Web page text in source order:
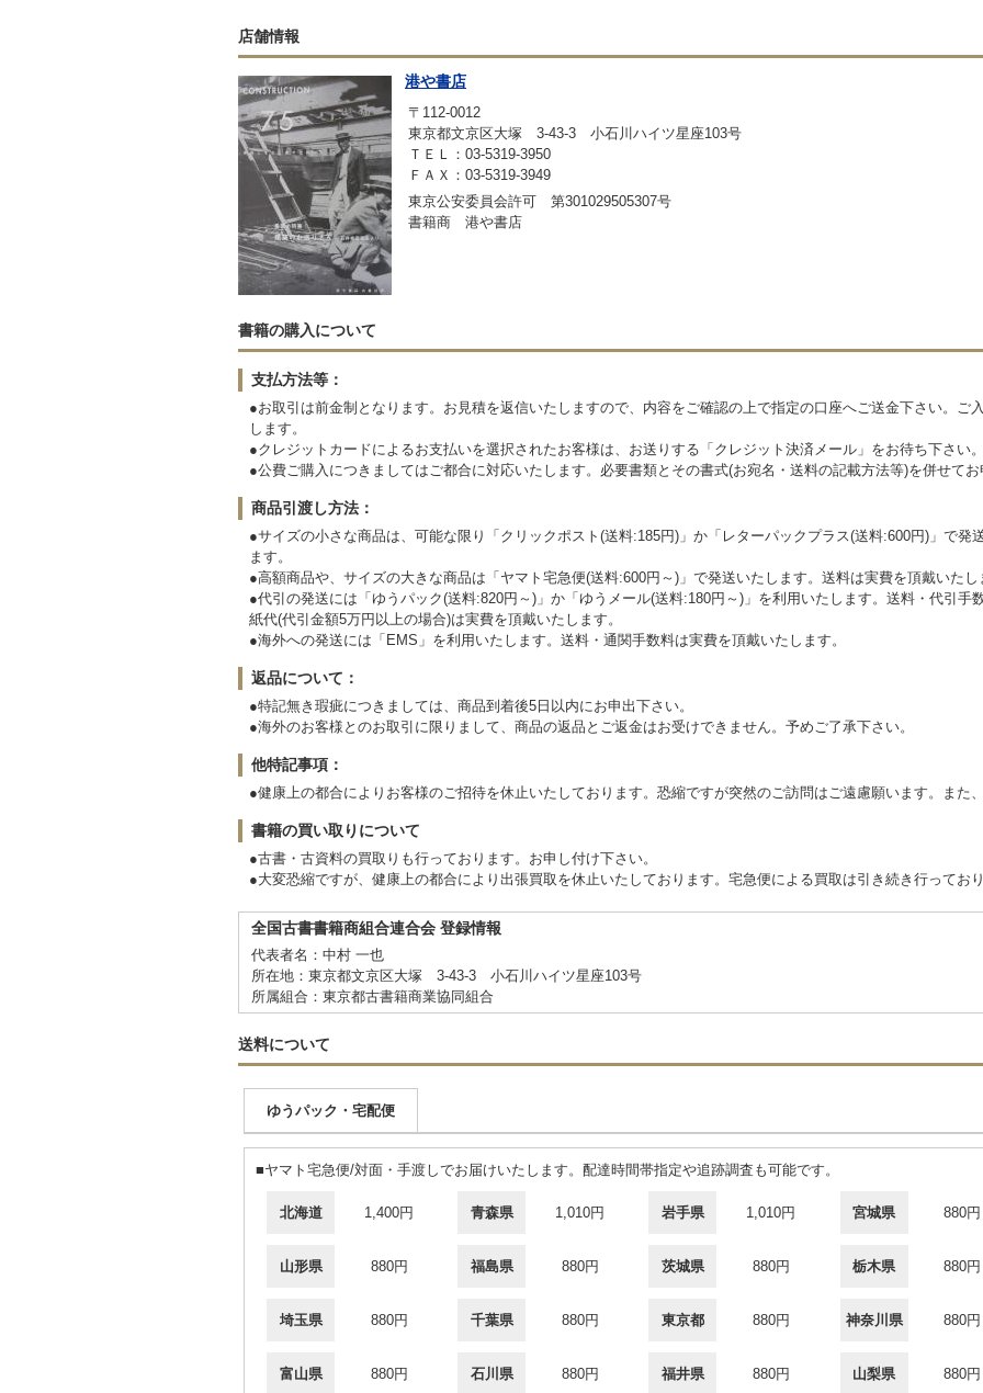
店舗情報
港や書店
〒112-0012
東京都文京区大塚 3-43-3 小石川ハイツ星座103号
ＴＥＬ：03-5319-3950
ＦＡＸ：03-5319-3949
東京公安委員会許可 第301029505307号
書籍商 港や書店
書籍の購入について
支払方法等：
●お取引は前金制となります。お見積を返信いたしますので、内容をご確認の上で指定の口座へご送金下さい。ご
します。
●クレジットカードによるお支払いを選択されたお客様は、お送りする「クレジット決済メール」をお待ち下さい。
●公費ご購入につきましてはご都合に対応いたします。必要書類とその書式(お宛名・送料の記載方法等)を併せてお
商品引渡し方法：
●サイズの小さな商品は、可能な限り「クリックポスト(送料:185円)」か「レターパックプラス(送料:600円)」で発
ます。
●高額商品や、サイズの大きな商品は「ヤマト宅急便(送料:600円～)」で発送いたします。送料は実費を頂戴いたし
●代引の発送には「ゆうパック(送料:820円～)」か「ゆうメール(送料:180円～)」を利用いたします。送料・代引手
紙代(代引金額5万円以上の場合)は実費を頂戴いたします。
●海外への発送には「EMS」を利用いたします。送料・通関手数料は実費を頂戴いたします。
返品について：
●特記無き瑕疵につきましては、商品到着後5日以内にお申出下さい。
●海外のお客様とのお取引に限りまして、商品の返品とご返金はお受けできません。予めご了承下さい。
他特記事項：
●健康上の都合によりお客様のご招待を休止いたしております。恐縮ですが突然のご訪問はご遠慮願います。また
書籍の買い取りについて
●古書・古資料の買取りも行っております。お申し付け下さい。
●大変恐縮ですが、健康上の都合により出張買取を休止いたしております。宅急便による買取は引き続き行ってお
全国古書書籍商組合連合会 登録情報
代表者名：中村 一也
所在地：東京都文京区大塚 3-43-3 小石川ハイツ星座103号
所属組合：東京都古書籍商業協同組合
送料について
ゆうパック・宅配便
■ヤマト宅急便/対面・手渡しでお届けいたします。配達時間帯指定や追跡調査も可能です。
北海道 1,400円 青森県 1,010円 岩手県 1,010円 宮城県 880円
山形県 880円 福島県 880円 茨城県 880円 栃木県 880円
埼玉県 880円 千葉県 880円 東京都 880円 神奈川県 880円
富山県 880円 石川県 880円 福井県 880円 山梨県 880円